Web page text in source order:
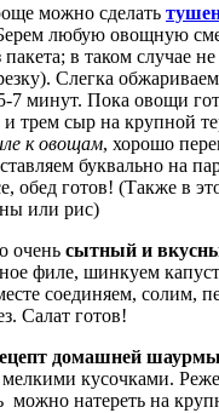
можно сделать
любую овощную
в таком случае
Слегка
7 минут. Пока овощи
трем сыр на крупной
к овощам, хорошо
буквально на
обед готов! (Также в
или рис)
очень сытный и
филе, шинкуем
соединяем, солим,
Салат готов!
домашней шаурмы
кусочками.
можно натереть на